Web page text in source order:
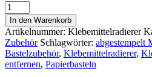
Klebemittelradierer
|
abgestempelt
–
Entfernt
Klebereste
sauber
In den Warenkorb
Artikelnummer: Klebemittelradierer
Zubehör Schlagwörter: abgestempelt
Bastelzubehör, Klebemittelradierer,
entfernen, Papierbasteln